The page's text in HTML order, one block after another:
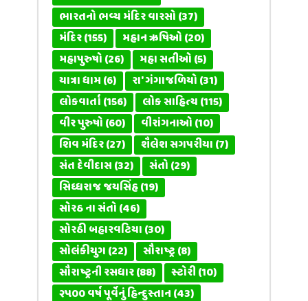
ભારતનો ભવ્ય મંદિર વારસો(37)
મંદિર(155) મહાન ઋષિઓ(20)
મહાપુરુષો(26) મહા સતીઓ(5)
યાત્રા ધામ(6) રા' ગંગાજળિયો(31)
લોકવાર્તા(156) લોક સાહિત્ય(115)
વીર પુરુષો(60) વીરાંગનાઓ(10)
શિવ મંદિર(27) શૈલેશ સગપરીયા(7)
સંત દેવીદાસ(32) સંતો(29)
સિધ્ધરાજ જયસિંહ(19)
સોરઠ ના સંતો(46)
સોરઠી બહારવટિયા(30)
સોલંકીયુગ(22) સૌરાષ્ટ્ર(8)
સૌરાષ્ટ્રની રસધાર(88) સ્ટોરી(10)
૨૫૦૦ વર્ષ પૂર્વેનું હિન્દુસ્તાન(43)